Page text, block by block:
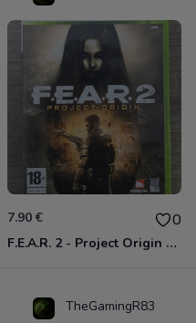
7.90 € 0
F.E.A.R. 2 - Project Origin Xbox 360
TheGamingR83